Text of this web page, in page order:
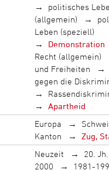
politisches
(allgemein)
Leben (speziell)
Demonstration
Recht (allgemein)
und Freiheiten
gegen die
Apartheid
Europa
Kanton
Zug,
Neuzeit 20. Jh.
2000
1981-